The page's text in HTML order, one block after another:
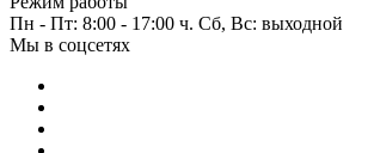
Пн - Пт: 8:00 - 17:00 ч. Сб, Вс: выходной
Мы в соцсетях